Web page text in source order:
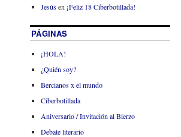
Jesúsen ¡Feliz 18 Ciberbotillada!
PÁGINAS
¡HOLA!
¿Quién soy?
Bercianos x el mundo
Ciberbotillada
Aniversario / Invitación al Bierzo
Debate literario